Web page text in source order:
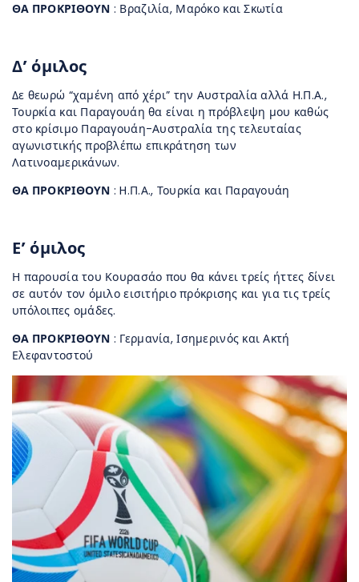
ΘΑ ΠΡΟΚΡΙΘΟΥΝ : Βραζιλία, Μαρόκο και Σκωτία
Δ’ όμιλος
Δε θεωρώ “χαμένη από χέρι” την Αυστραλία αλλά Η.Π.Α.,
Τουρκία και Παραγουάη θα είναι η πρόβλεψη μου καθώς
στο κρίσιμο Παραγουάη-Αυστραλία της τελευταίας
αγωνιστικής προβλέπω επικράτηση των
Λατινοαμερικάνων.
ΘΑ ΠΡΟΚΡΙΘΟΥΝ : H.Π.Α., Τουρκία και Παραγουάη
Ε’ όμιλος
Η παρουσία του Κουρασάο που θα κάνει τρείς ήττες δίνει
σε αυτόν τον όμιλο εισιτήριο πρόκρισης και για τις τρείς
υπόλοιπες ομάδες.
ΘΑ ΠΡΟΚΡΙΘΟΥΝ : Γερμανία, Ισημερινός και Ακτή
Ελεφαντοστού